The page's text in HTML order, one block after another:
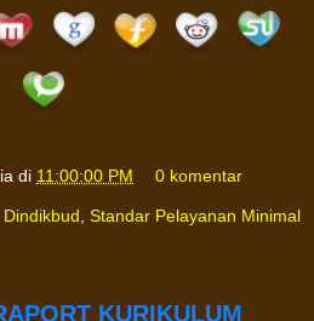
di 11:00:00 PM 0 komentar
Dindikbud Standar Pelayanan Minimal
KURIKULUM